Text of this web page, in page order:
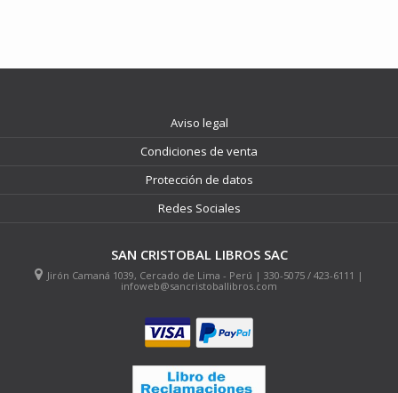
Aviso legal
Condiciones de venta
Protección de datos
Redes Sociales
SAN CRISTOBAL LIBROS SAC
Jirón Camaná 1039, Cercado de Lima - Perú | 330-5075 / 423-6111 |
infoweb@sancristoballibros.com